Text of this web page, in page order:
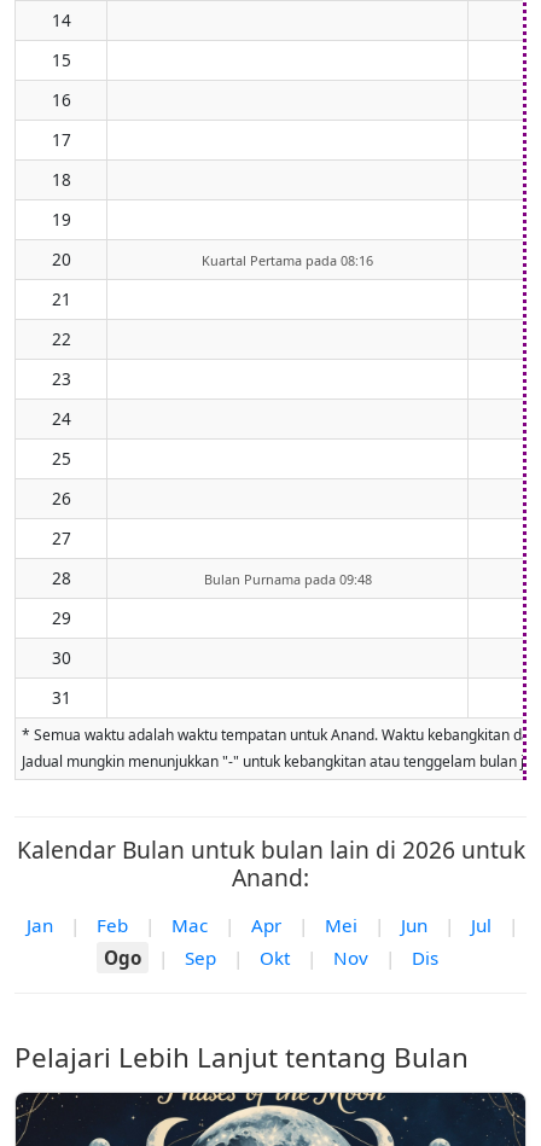
14
15
16
17
18
19
20
Kuartal Pertama pada 08:16
21
22
23
24
25
26
27
28
Bulan Purnama pada 09:48
29
30
31
* Semua waktu adalah waktu tempatan untuk Anand. Waktu kebangkitan
Jadual mungkin menunjukkan "-" untuk kebangkitan atau tenggelam bulan
Kalendar Bulan untuk bulan lain di 2026 untuk
Anand:
Jan | Feb | Mac | Apr | Mei | Jun | Jul
|
Ogo
| Sep | Okt | Nov | Dis
Pelajari Lebih Lanjut tentang Bulan